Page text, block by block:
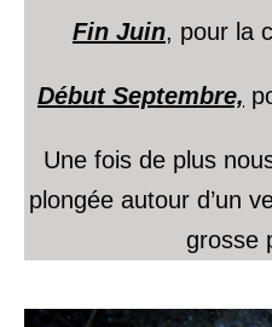
Fin Juin, pour la
Début Septembre,
Une fois de plus
plongée autour d’un
grosse